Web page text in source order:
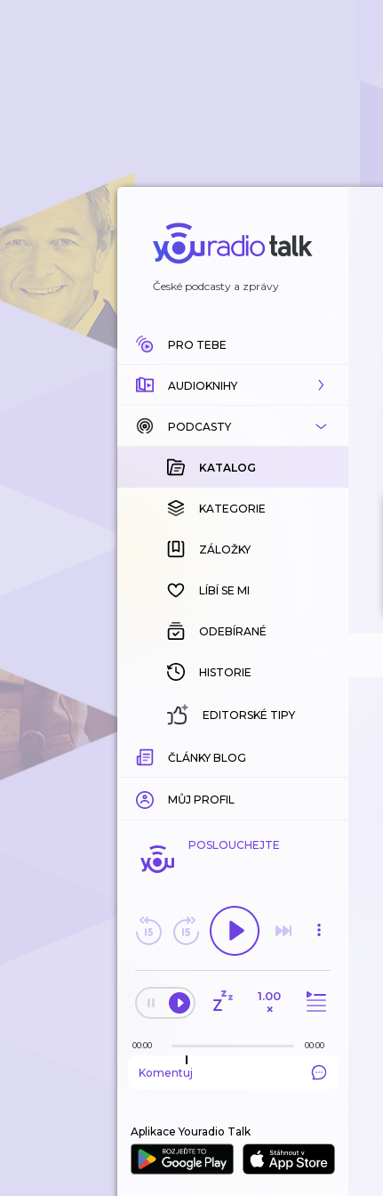
České podcasty a zprávy
PRO TEBE
AUDIOKNIHY
KATALOG
KOUPENÉ
KATEGORIE
ZÁLOŽKY
HISTORIE
PODCASTY
KATALOG
KATEGORIE
ZÁLOŽKY
LÍBÍ SE MI
ODEBÍRANÉ
HISTORIE
EDITORSKÉ TIPY
ČLÁNKY BLOG
MŮJ PROFIL
POSLOUCHEJTE
1.00
×
00:00 00:00
Komentuj
Aplikace Youradio Talk